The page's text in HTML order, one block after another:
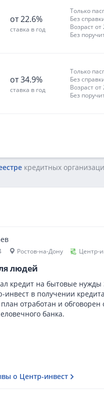
от 22.6%
ставка в год
Только
Без
Возраст от
Без
от 34.9%
ставка в год
Только
Без
Возраст от
Без
кредитных
Центр-
Ростов-на-Дону
людей
кредит на бытовые
инвест в получении
план отработан и
банка.
о Центр-инвест